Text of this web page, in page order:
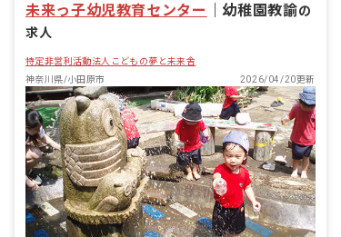
未来っ子幼児教育センター ｜幼稚園教諭の
求人
特定非営利活動法人こどもの夢と未来舎
神奈川県/小田原市
2026/04/20更新